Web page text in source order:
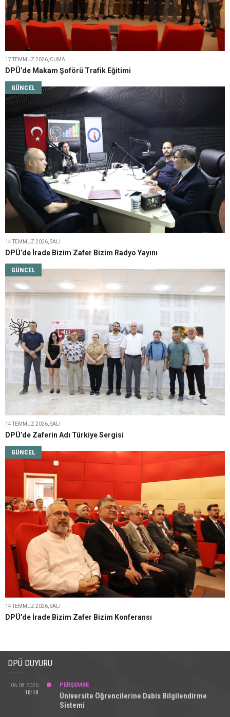
17 TEMMUZ 2026, CUMA
DPÜ’de Makam Şoförü Trafik Eğitimi
GÜNCEL
14 TEMMUZ 2026, SALI
DPÜ’de İrade Bizim Zafer Bizim Radyo Yayını
GÜNCEL
14 TEMMUZ 2026, SALI
DPÜ’de Zaferin Adı Türkiye Sergisi
GÜNCEL
DPÜ DUYURU